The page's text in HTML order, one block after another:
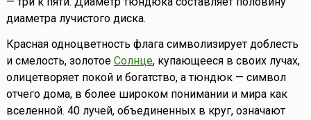
диаметра лучистого диска.
Красная одноцветность флага символизирует доблесть
и смелость, золотое Солнце, купающееся в своих лучах,
олицетворяет покой и богатство, а тюндюк — символ
отчего дома, в более широком понимании и мира как
вселенной. 40 лучей, объединенных в круг, означают